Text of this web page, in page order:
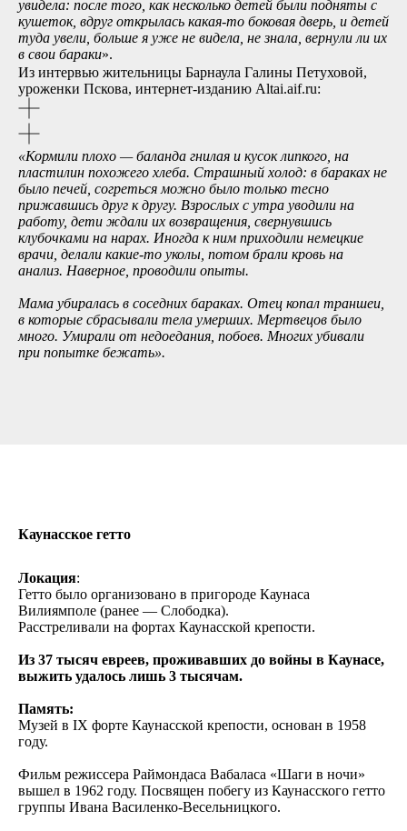
увидела: после того, как несколько детей были подняты с
кушеток, вдруг открылась какая-то боковая дверь, и детей
туда увели, больше я уже не видела, не знала, вернули ли их
в свои бараки».
Из интервью жительницы Барнаула Галины Петуховой,
уроженки Пскова, интернет-изданию Altai.aif.ru:
«Кормили плохо — баланда гнилая и кусок липкого, на
пластилин похожего хлеба. Страшный холод: в бараках не
было печей, согреться можно было только тесно
прижавшись друг к другу. Взрослых с утра уводили на
работу, дети ждали их возвращения, свернувшись
клубочками на нарах. Иногда к ним приходили немецкие
врачи, делали какие-то уколы, потом брали кровь на
анализ. Наверное, проводили опыты.
Мама убиралась в соседних бараках. Отец копал траншеи,
в которые сбрасывали тела умерших. Мертвецов было
много. Умирали от недоедания, побоев. Многих убивали
при попытке бежать».
Каунасское гетто
Локация:
Гетто было организовано в пригороде Каунаса
Вилиямполе (ранее — Слободка).
Расстреливали на фортах Каунасской крепости.
Из 37 тысяч евреев, проживавших до войны в Каунасе,
выжить удалось лишь 3 тысячам.
Память:
Музей в IX форте Каунасской крепости, основан в 1958
году.
Фильм режиссера Раймондаса Вабаласа «Шаги в ночи»
вышел в 1962 году. Посвящен побегу из Каунасского гетто
группы Ивана Василенко-Весельницкого.